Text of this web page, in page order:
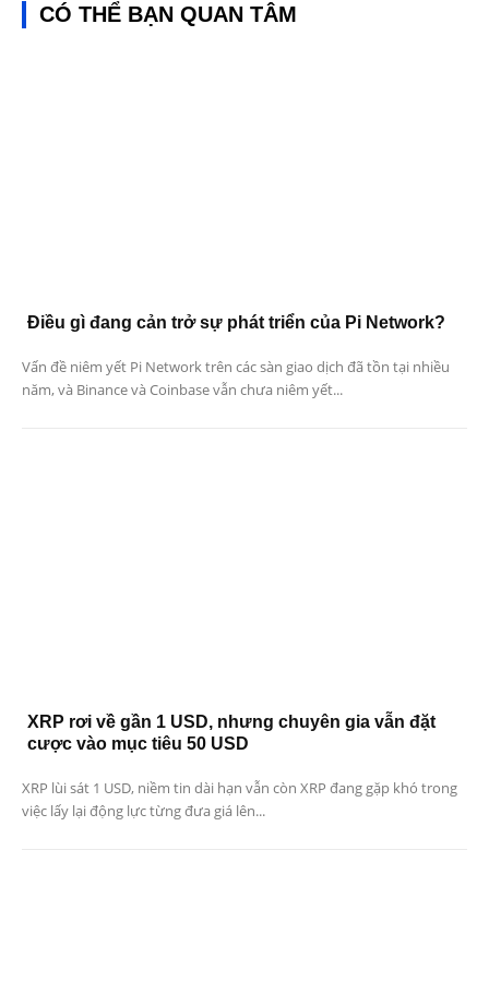
CÓ THỂ BẠN QUAN TÂM
Điều gì đang cản trở sự phát triển của Pi Network?
Vấn đề niêm yết Pi Network trên các sàn giao dịch đã tồn tại nhiều
năm, và Binance và Coinbase vẫn chưa niêm yết...
XRP rơi về gần 1 USD, nhưng chuyên gia vẫn đặt
cược vào mục tiêu 50 USD
XRP lùi sát 1 USD, niềm tin dài hạn vẫn còn XRP đang gặp khó trong
việc lấy lại động lực từng đưa giá lên...